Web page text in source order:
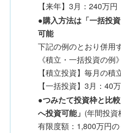
【来年】3月：240万円
●購入方法は「一括投
可能
下記の例のとおり併用
《積立・一括投資の例》
【積立投資】毎月の
【一括投資】3月：40
●つみたて投資枠と比
へ投資可能」 (年間投
有限度額：1,800万円